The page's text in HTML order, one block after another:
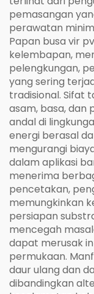
pemasangan
perawatan
Papan busa vir
kelembapan,
pelengkungan,
yang sering
tradisional. Sifat
asam, basa, dan
andal di
energi berasal
mengurangi
dalam aplikasi
menerima
pencetakan,
memungkinkan
persiapan
mencegah
dapat merusak
permukaan.
daur ulang dan
dibandingkan